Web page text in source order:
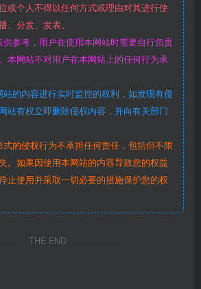
或个人不得以任何方式或理由对其进行使
、分发、发表。
参考，用户在使用本网站时需要自行负责
本网站不对用户在本网站上的任何行为承
的内容进行实时监控的权利，如发现有侵
站有权立即删除侵权内容，并向有关部门
的侵权行为不承担任何责任，包括但不限
。如果因使用本网站的内容导致您的权益
止使用并采取一切必要的措施保护您的权
THE END